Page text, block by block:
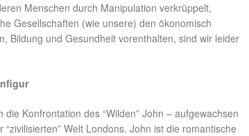
Menschen durch Manipulation verkrüppelt,
Gesellschaften (wie unsere) den ökonomisch
Bildung und Gesundheit vorenthalten, sind wir leider
Konfrontation des “Wilden” John – aufgewachsen
Welt Londons. John ist die romantische